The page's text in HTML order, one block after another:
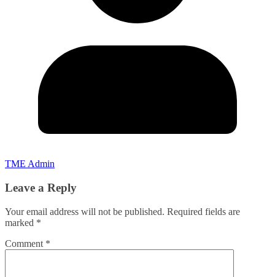
TME Admin
Leave a Reply
Your email address will not be published. Required fields are
marked *
Comment *